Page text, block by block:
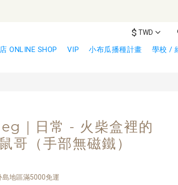
$ TWD
ONLINE SHOP VIP 小布瓜播種計畫 學校 /
｜日常 - 火柴盒裡的
哥（手部無磁鐵）
島地區滿5000免運